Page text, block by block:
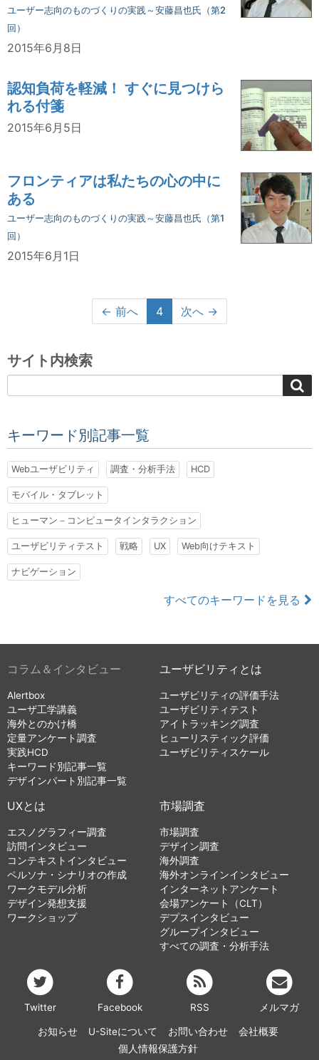
ユーザー志向のものづくりの実践～安藤昌也氏（第2
回）
2015年6月8日
認知負荷を軽減！ すぐに見つけら
れる付箋
2015年6月5日
フロンティアは私たちの心の中に
ある
ユーザー志向のものづくりの実践～安藤昌也氏（第1
回）
2015年6月1日
← 前へ 4 次へ →
サイト内検索
キーワード別記事一覧
Webユーザビリティ 調査・分析手法 HCD
モバイル・タブレット
ヒューマン－コンピュータインタラクション
ユーザビリティテスト 戦略 UX Web向けテキスト
ナビゲーション
すべてのキーワードを見る
コラム＆インタビュー
Alertbox
ユーザ工学講義
海外とのかけ橋
定量アンケート調査
実践HCD
キーワード別記事一覧
デザインパート別記事一覧
ユーザビリティとは
ユーザビリティの評価手法
ユーザビリティテスト
アイトラッキング調査
ヒューリスティック評価
ユーザビリティスケール
UXとは
エスノグラフィー調査
訪問インタビュー
コンテキストインタビュー
ペルソナ・シナリオの作成
ワークモデル分析
デザイン発想支援
ワークショップ
市場調査
市場調査
デザイン調査
海外調査
海外オンラインインタビュー
インターネットアンケート
会場アンケート（CLT）
デプスインタビュー
グループインタビュー
すべての調査・分析手法
Twitter Facebook RSS メルマガ
お知らせ U-Siteについて お問い合わせ
会社概要
個人情報保護方針